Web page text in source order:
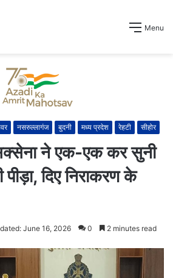
Menu
नसरुल्लागंज बुदनी मध्य प्रदेश रेहटी सीहोर
सक्सेना ने एक-एक कर सुनी
दिए निराकरण के
June 16, 2026 0 2 minutes read